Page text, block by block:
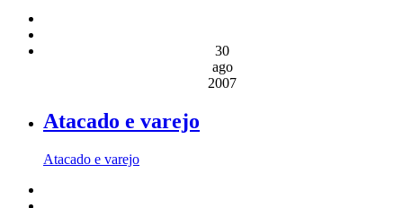
30
ago
2007
Atacado e varejo
Atacado e varejo